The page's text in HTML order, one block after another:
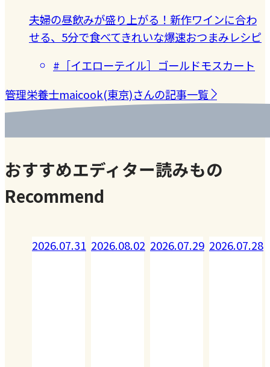
夫婦の昼飲みが盛り上がる！新作ワインに合わ
せる、5分で食べてきれいな爆速おつまみレシピ
#［イエローテイル］ゴールドモスカート
管理栄養士maicook(東京)さんの記事一覧
おすすめエディター読みもの
Recommend
2026.07.31 2026.08.02 2026.07.29 2026.07.28